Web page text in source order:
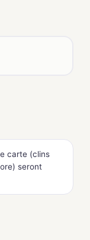
carte (clins
seront